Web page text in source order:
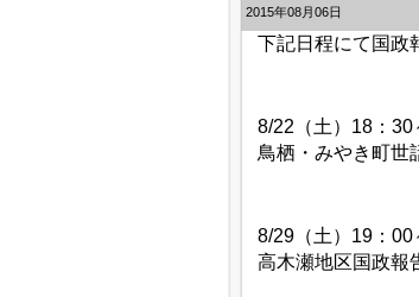
2015年08月06日
下記日程にて国政
8/22（土）18：30
鳥栖・みやき町世
8/29（土）19：00
高木瀬地区国政